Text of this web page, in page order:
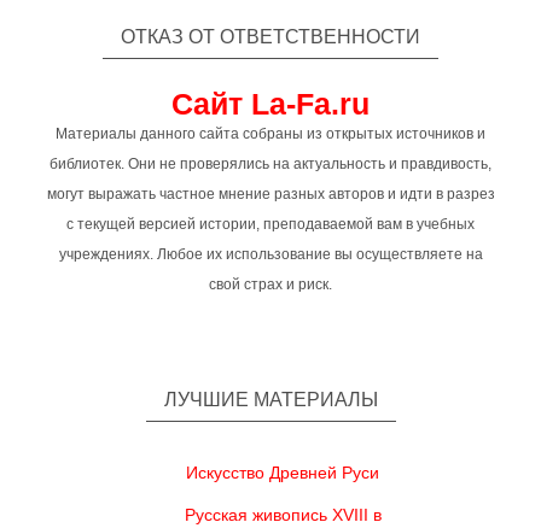
ОТКАЗ ОТ ОТВЕТСТВЕННОСТИ
Сайт La-Fa.ru
Материалы данного сайта собраны из открытых источников и
библиотек. Они не проверялись на актуальность и правдивость,
могут выражать частное мнение разных авторов и идти в разрез
с текущей версией истории, преподаваемой вам в учебных
учреждениях. Любое их использование вы осуществляете на
свой страх и риск.
ЛУЧШИЕ МАТЕРИАЛЫ
Искусство Древней Руси
Русская живопись XVIII в